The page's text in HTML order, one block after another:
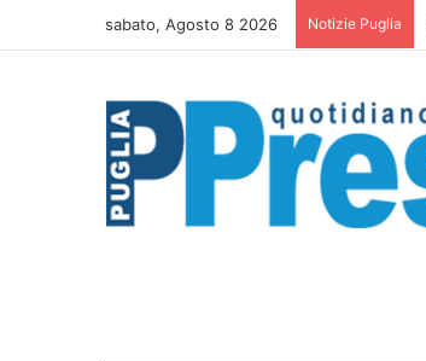
sabato, Agosto 8 2026 Notizie Puglia